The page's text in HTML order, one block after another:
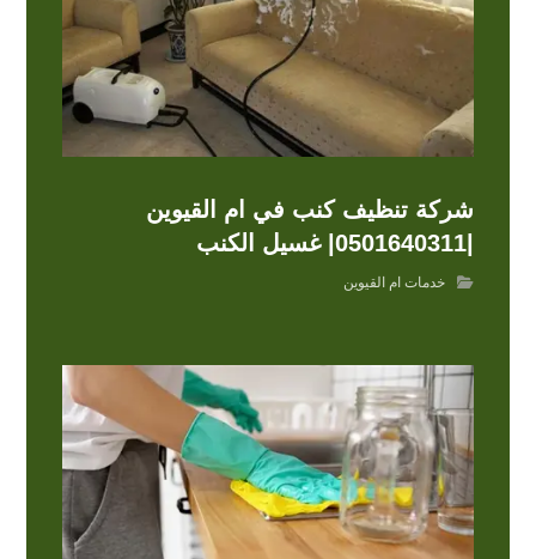
شركة تنظيف كنب في ام القيوين
|0501640311| غسيل الكنب
خدمات ام القيوين